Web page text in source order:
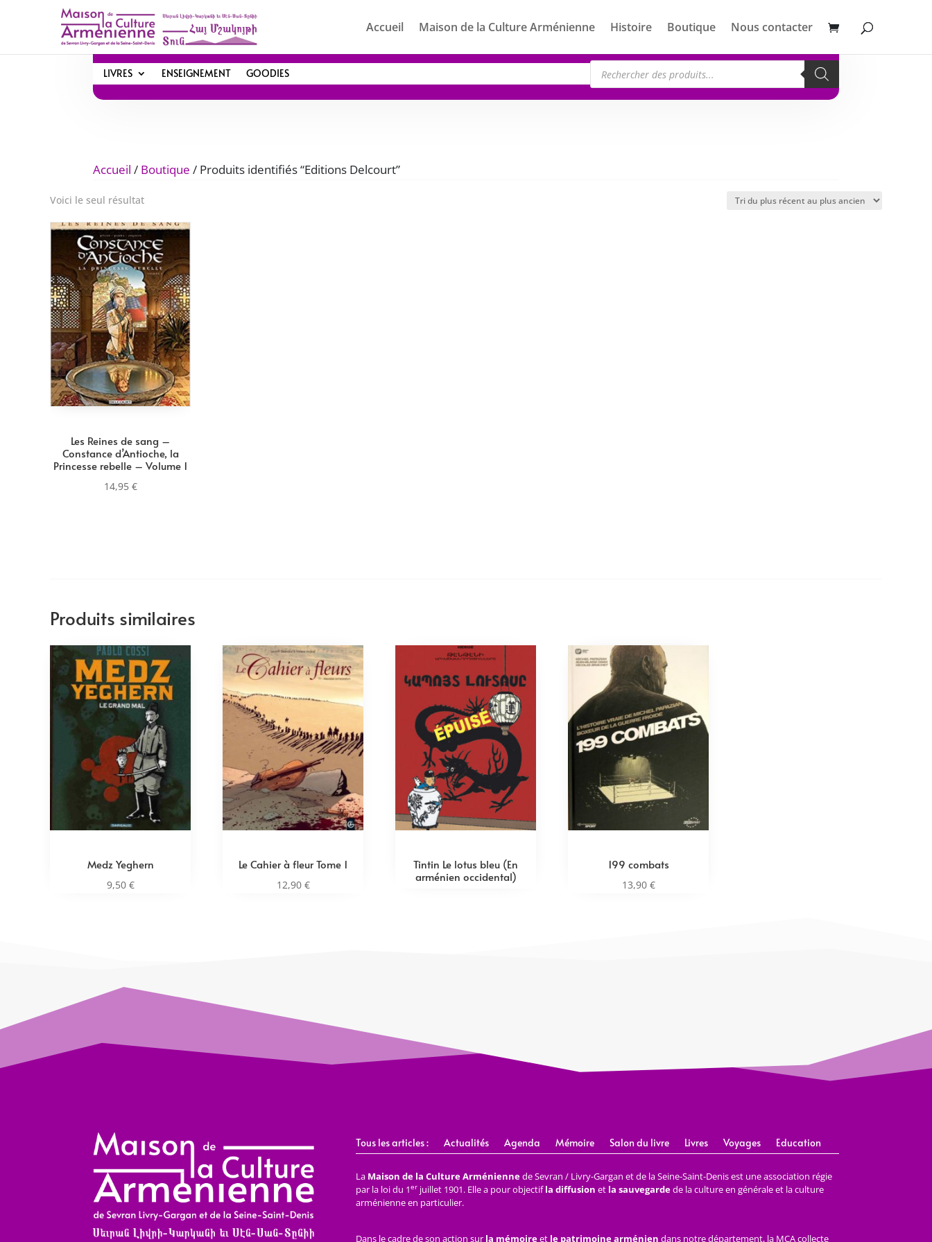
Accueil Maison de la Culture Arménienne Histoire Boutique Nous contacter
LIVRES ENSEIGNEMENT GOODIES Recherche
de
produits
Accueil / Boutique / Produits identifiés “Editions Delcourt”
Voici le seul résultat
Les Reines de sang –
Constance d’Antioche, la
Princesse rebelle – Volume 1
14,95 €
Produits similaires
Medz Yeghern
9,50 €
Le Cahier à fleur Tome 1
12,90 €
Tintin Le lotus bleu (En
arménien occidental)
199 combats
13,90 €
Tous les articles : Actualités Agenda Mémoire Salon du livre Livres Voyages Education
La Maison de la Culture Arméniennede Sevran / Livry-Gargan et de la Seine-Saint-Denis est une association régie
par la loi du 1erjuillet 1901. Elle a pour objectifla diffusion et la sauvegardede la culture en générale et la culture
arménienne en particulier.
Dans le cadre de son action sur la mémoireet le patrimoine arménien dans notre département, la MCA collecte